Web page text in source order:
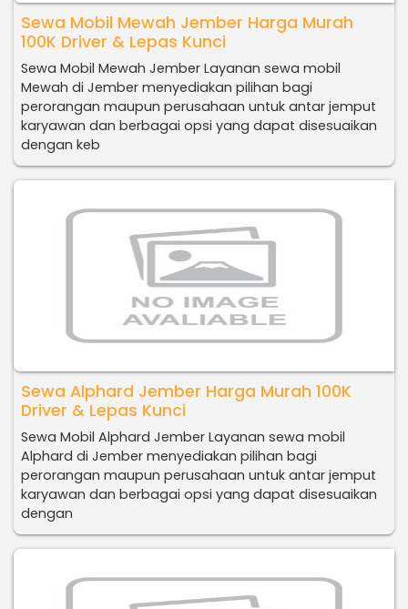
Sewa Mobil Mewah Jember Harga Murah
100K Driver & Lepas Kunci
Sewa Mobil Mewah Jember Layanan sewa mobil
Mewah di Jember menyediakan pilihan bagi
perorangan maupun perusahaan untuk antar jemput
karyawan dan berbagai opsi yang dapat disesuaikan
dengan keb
Sewa Alphard Jember Harga Murah 100K
Driver & Lepas Kunci
Sewa Mobil Alphard Jember Layanan sewa mobil
Alphard di Jember menyediakan pilihan bagi
perorangan maupun perusahaan untuk antar jemput
karyawan dan berbagai opsi yang dapat disesuaikan
dengan